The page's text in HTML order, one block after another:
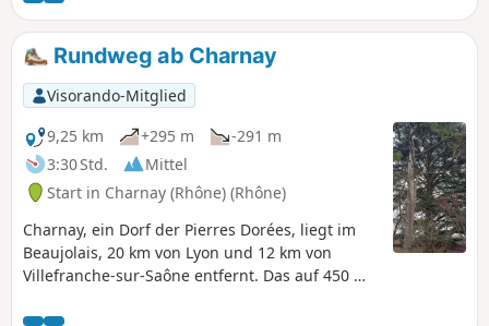
Grabstätte des Einsiedlers Benoît
Rousset sowie einen Trockenraum. Sie
können Pferden und Mountainbikern
begegnen. Vorsicht bei Regenwetter, da
die Wege rutschig und schlammig sein
können.
Rundweg ab Charnay
Visorando-Mitglied
9,25 km
+295 m
-291 m
3:30 Std.
Mittel
Start in Charnay (Rhône) (Rhône)
Charnay, ein Dorf der Pierres Dorées, liegt im
Beaujolais, 20 km von Lyon und 12 km von
Villefranche-sur-Saône entfernt. Das auf 450 m
Gemeinden Alix, Belmont, Saint-Jean des